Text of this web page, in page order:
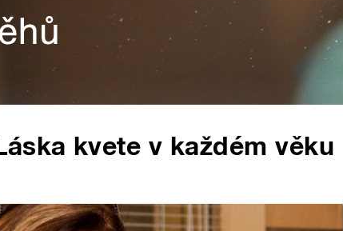
kvete v každém věku